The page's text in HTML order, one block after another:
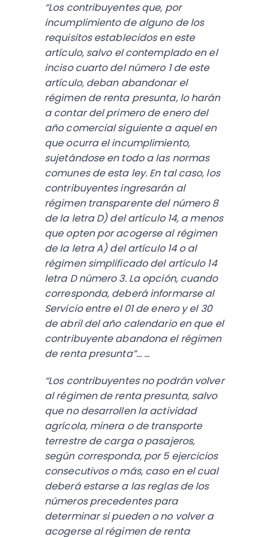
“Los contribuyentes que, por
incumplimiento de alguno de los
requisitos establecidos en este
artículo, salvo el contemplado en el
inciso cuarto del número 1 de este
artículo, deban abandonar el
régimen de renta presunta, lo harán
a contar del primero de enero del
año comercial siguiente a aquel en
que ocurra el incumplimiento,
sujetándose en todo a las normas
comunes de esta ley. En tal caso, los
contribuyentes ingresarán al
régimen transparente del número 8
de la letra D) del artículo 14, a menos
que opten por acogerse al régimen
de la letra A) del artículo 14 o al
régimen simplificado del artículo 14
letra D número 3. La opción, cuando
corresponda, deberá informarse al
Servicio entre el 01 de enero y el 30
de abril del año calendario en que el
contribuyente abandona el régimen
de renta presunta”... …
“Los contribuyentes no podrán volver
al régimen de renta presunta, salvo
que no desarrollen la actividad
agrícola, minera o de transporte
terrestre de carga o pasajeros,
según corresponda, por 5 ejercicios
consecutivos o más, caso en el cual
deberá estarse a las reglas de los
números precedentes para
determinar si pueden o no volver a
acogerse al régimen de renta